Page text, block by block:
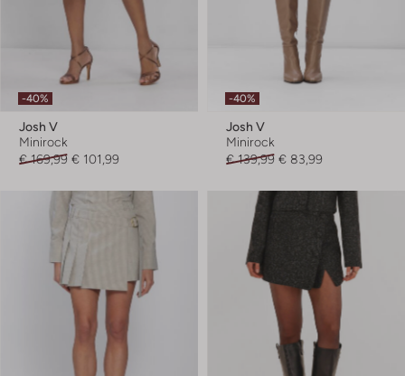
-40%
Josh V
Minirock
€ 169,99 € 101,99
-40%
Josh V
Minirock
€ 139,99 € 83,99